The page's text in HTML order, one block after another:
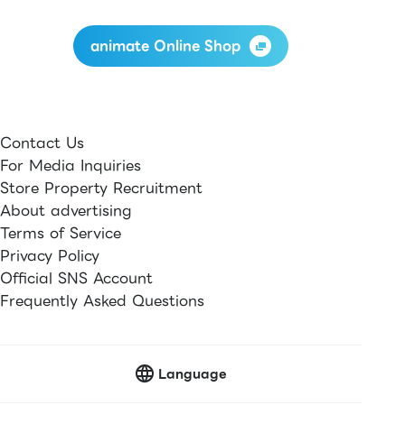
animate Online Shop
Contact Us
For Media Inquiries
Store Property Recruitment
About advertising
Terms of Service
Privacy Policy
Official SNS Account
Frequently Asked Questions
Language